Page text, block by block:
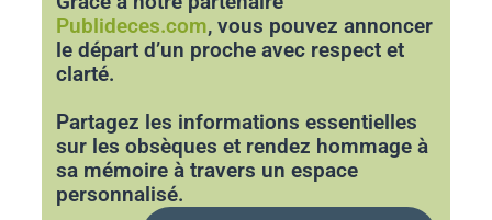
Publideces.com, vous pouvez annoncer
le départ d’un proche avec respect et
clarté.
Partagez les informations essentielles
sur les obsèques et rendez hommage à
sa mémoire à travers un espace
personnalisé.